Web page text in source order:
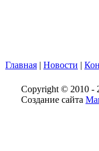
Главная | Новости |
Copyright © 2010 -
Создание сайта